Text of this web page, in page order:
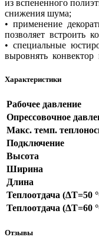
из вспененного
снижения шума;
• применение
позволяет встроить
• специальные
выровнять конвектор
Характеристики
Рабочее давление
Опрессовочное
Макс. темп.
Подключение
Высота
Ширина
Длина
Теплоотдача (ΔT=50
Теплоотдача (ΔT=60
Отзывы